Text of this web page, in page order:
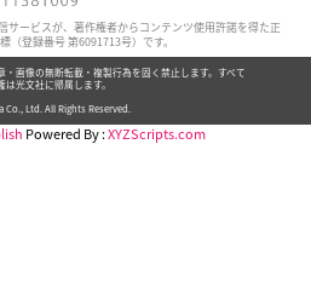
サービスが、著作権者からコンテンツ使用許諾を得た正
登録番号 第6091713号）です。
画像の無断転載・複製行為を固く禁止します。すべて
は光文社に帰属します。
Ltd. All Rights Reserved.
Powered By :XYZScripts.com